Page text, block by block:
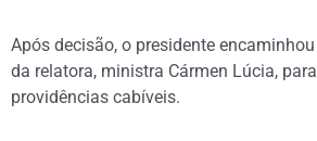
Após decisão, o presidente
da relatora, ministra Cármen Lúcia,
providências cabíveis.